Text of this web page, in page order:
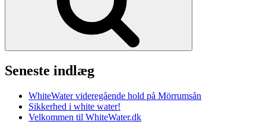
Seneste indlæg
WhiteWater videregående hold på Mörrumsån
Sikkerhed i white water!
Velkommen til WhiteWater.dk